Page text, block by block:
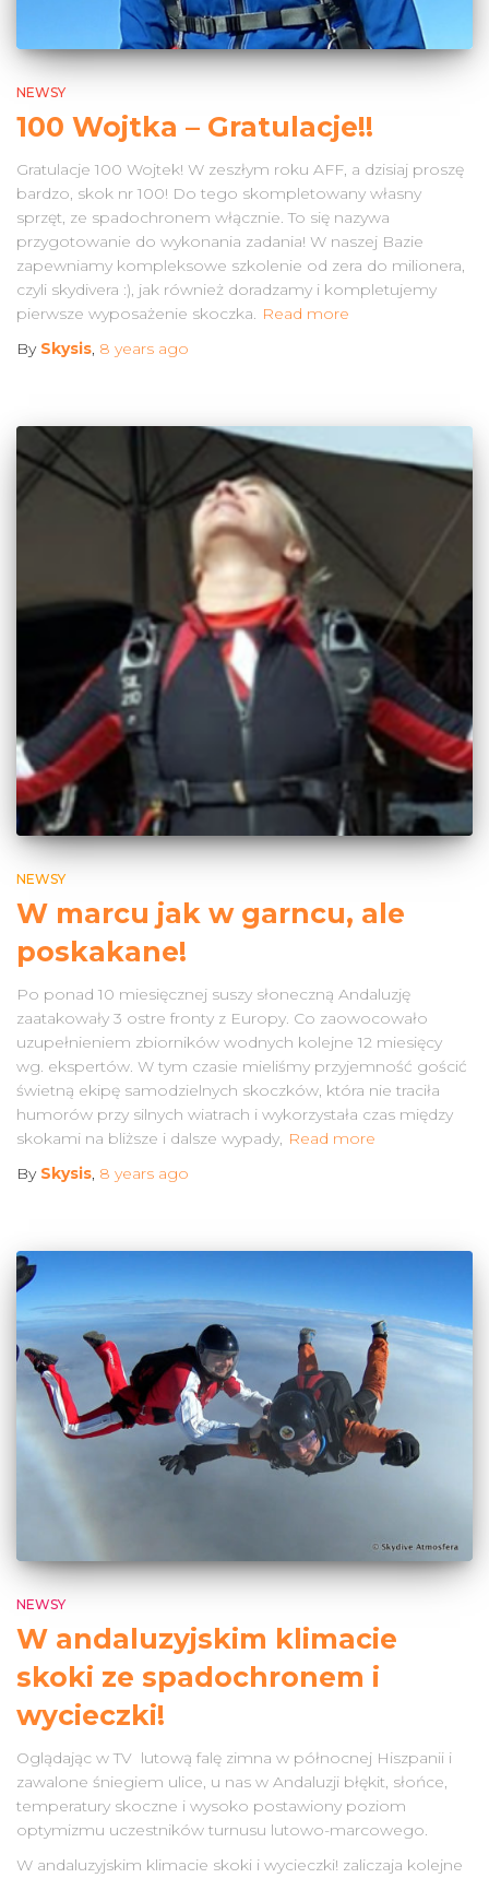
NEWSY
100 Wojtka – Gratulacje!!
Gratulacje 100 Wojtek! W zeszłym roku AFF, a dzisiaj proszę
bardzo, skok nr 100! Do tego skompletowany własny
sprzęt, ze spadochronem włącznie. To się nazywa
przygotowanie do wykonania zadania! W naszej Bazie
zapewniamy kompleksowe szkolenie od zera do milionera,
czyli skydivera :), jak również doradzamy i kompletujemy
pierwsze wyposażenie skoczka. Read more
By Skysis, 8 years ago
NEWSY
W marcu jak w garncu, ale
poskakane!
Po ponad 10 miesięcznej suszy słoneczną Andaluzję
zaatakowały 3 ostre fronty z Europy. Co zaowocowało
uzupełnieniem zbiorników wodnych kolejne 12 miesięcy
wg. ekspertów. W tym czasie mieliśmy przyjemność gościć
świetną ekipę samodzielnych skoczków, która nie traciła
humorów przy silnych wiatrach i wykorzystała czas między
skokami na bliższe i dalsze wypady, Read more
By Skysis, 8 years ago
NEWSY
W andaluzyjskim klimacie
skoki ze spadochronem i
wycieczki!
Oglądając w TV lutową falę zimna w północnej Hiszpanii i
zawalone śniegiem ulice, u nas w Andaluzji błękit, słońce,
temperatury skoczne i wysoko postawiony poziom
optymizmu uczestników turnusu lutowo-marcowego.
W andaluzyjskim klimacie skoki i wycieczki! zaliczaja kolejne